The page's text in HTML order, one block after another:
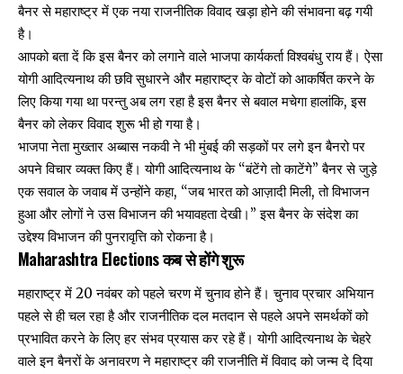
बैनर से महाराष्ट्र में एक नया राजनीतिक विवाद खड़ा होने की संभावना बढ़ गयी
है।
आपको बता दें कि इस बैनर को लगाने वाले भाजपा कार्यकर्ता विश्वबंधु राय हैं। ऐसा
योगी आदित्यनाथ की छवि सुधारने और महाराष्ट्र के वोटों को आकर्षित करने के
लिए किया गया था परन्तु अब लग रहा है इस बैनर से बवाल मचेगा हालांकि, इस
बैनर को लेकर विवाद शुरू भी हो गया है।
भाजपा नेता मुख्तार अब्बास नकवी ने भी मुंबई की सड़कों पर लगे इन बैनरो पर
अपने विचार व्यक्त किए हैं। योगी आदित्यनाथ के “बंटेंगे तो काटेंगे” बैनर से जुड़े
एक सवाल के जवाब में उन्होंने कहा, “जब भारत को आज़ादी मिली, तो विभाजन
हुआ और लोगों ने उस विभाजन की भयावहता देखी।” इस बैनर के संदेश का
उद्देश्य विभाजन की पुनरावृत्ति को रोकना है।
Maharashtra Elections कब से होंगे शुरू
महाराष्ट्र में 20 नवंबर को पहले चरण में चुनाव होने हैं। चुनाव प्रचार अभियान
पहले से ही चल रहा है और राजनीतिक दल मतदान से पहले अपने समर्थकों को
प्रभावित करने के लिए हर संभव प्रयास कर रहे हैं। योगी आदित्यनाथ के चेहरे
वाले इन बैनरों के अनावरण ने महाराष्ट्र की राजनीति में विवाद को जन्म दे दिया